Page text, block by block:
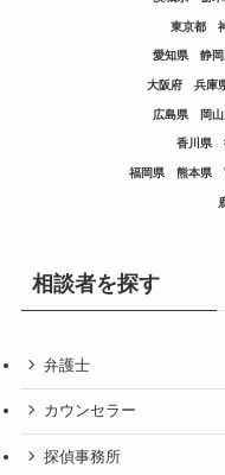
東京都
愛知県 静
大阪府 兵庫
広島県 岡
香川県
福岡県 熊本県
相談者を探す
弁護士
カウンセラー
探偵事務所